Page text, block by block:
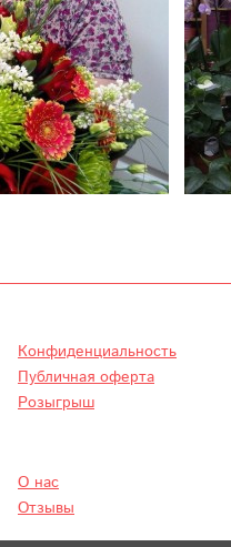
Конфиденциальность
Публичная оферта
Розыгрыш
О нас
Отзывы